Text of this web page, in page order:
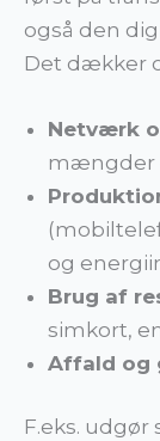
også den
Det dækker
Netværk
mængder
og
Brug af
simkort,
Affald og
F.eks.